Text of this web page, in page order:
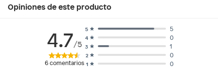
Opiniones de este producto
4.7/5
6 comentarios 1 0
2 0
3 1
4 0
5 5